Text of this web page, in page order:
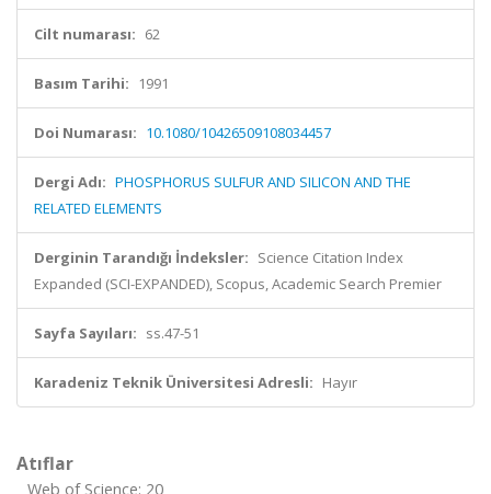
Cilt numarası: 62
Basım Tarihi: 1991
Doi Numarası: 10.1080/10426509108034457
Dergi Adı: PHOSPHORUS SULFUR AND SILICON AND THE
RELATED ELEMENTS
Derginin Tarandığı İndeksler: Science Citation Index
Expanded (SCI-EXPANDED), Scopus, Academic Search Premier
Sayfa Sayıları: ss.47-51
Karadeniz Teknik Üniversitesi Adresli: Hayır
Atıflar
Web of Science: 20